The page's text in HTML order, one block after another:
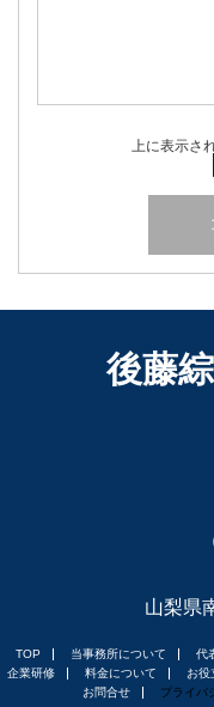
上に表示さ
後藤
山梨県
TOP 当事務所について 代
企業研修
料金について お役
お問合せ
プライバ